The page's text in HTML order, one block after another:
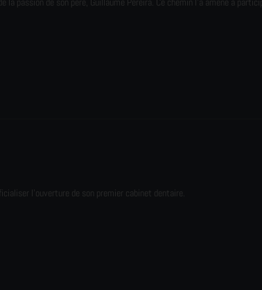
l'ouverture de son premier cabinet dentaire.